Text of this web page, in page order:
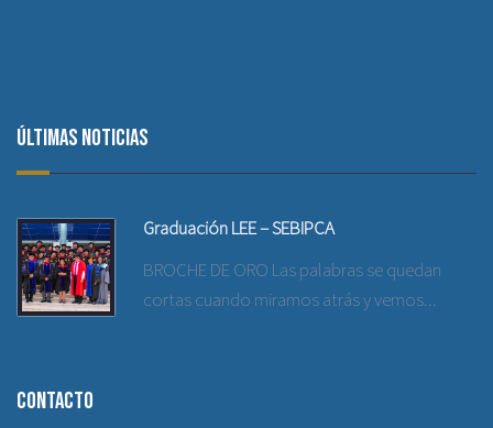
Últimas noticias
Graduación LEE – SEBIPCA
BROCHE DE ORO Las palabras se quedan
cortas cuando miramos atrás y vemos...
Contacto